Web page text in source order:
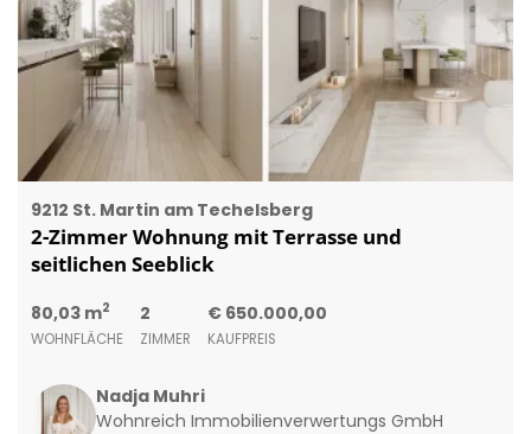
9212 St. Martin am Techelsberg
2-Zimmer Wohnung mit Terrasse und
seitlichen Seeblick
80,03 m2
WOHNFLÄCHE
2
ZIMMER
€ 650.000,00
KAUFPREIS
Nadja Muhri
Wohnreich Immobilienverwertungs GmbH